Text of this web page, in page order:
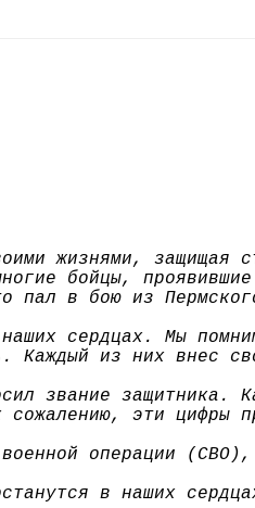
жизнями, защищая
бойцы, проявившие
пал в бою из
сердцах. Мы
Каждый из них внес
звание защитника.
эти цифры
операции
в наших